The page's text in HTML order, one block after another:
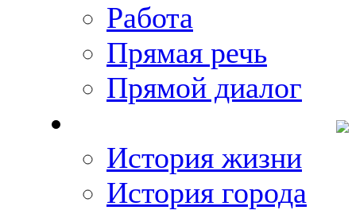
Работа
Прямая речь
Прямой диалог
История жизни
История города